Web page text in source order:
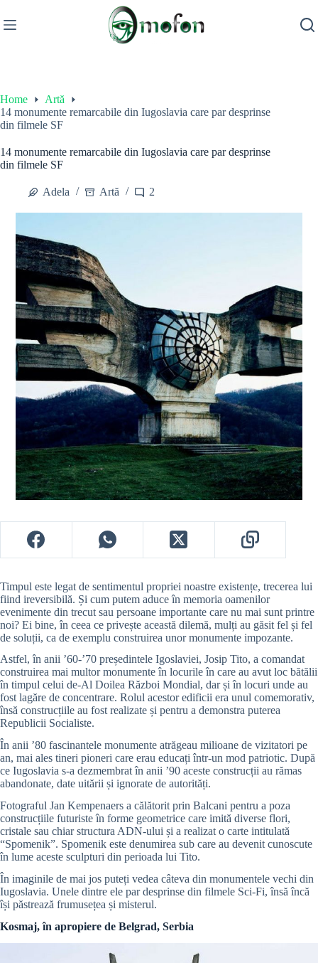
to
content
Home
Artă
14 monumente remarcabile din Iugoslavia care par desprinse
din filmele SF
14 monumente remarcabile din Iugoslavia care par desprinse
din filmele SF
Adela Artă 2
Timpul este legat de sentimentul propriei noastre existențe, trecerea lui
fiind ireversibilă. Și cum putem aduce în memoria oamenilor
evenimente din trecut sau persoane importante care nu mai sunt printre
noi? Ei bine, în ceea ce privește această dilemă, mulți au găsit fel și fel
de soluții, ca de exemplu construirea unor monumente impozante.
Astfel, în anii ’60-’70 președintele Igoslaviei, Josip Tito, a comandat
construirea mai multor monumente în locurile în care au avut loc bătălii
în timpul celui de-Al Doilea Război Mondial, dar și în locuri unde au
fost lagăre de concentrare. Rolul acestor edificii era unul comemorativ,
însă construcțiile au fost realizate și pentru a demonstra puterea
Republicii Socialiste.
În anii ’80 fascinantele monumente atrăgeau milioane de vizitatori pe
an, mai ales tineri pioneri care erau educați într-un mod patriotic. După
ce Iugoslavia s-a dezmembrat în anii ’90 aceste construcții au rămas
abandonate, date uitării și ignorate de autorități.
Fotograful Jan Kempenaers a călătorit prin Balcani pentru a poza
construcțiile futuriste în forme geometrice care imită diverse flori,
cristale sau chiar structura ADN-ului și a realizat o carte intitulată
“Spomenik”. Spomenik este denumirea sub care au devenit cunoscute
în lume aceste sculpturi din perioada lui Tito.
În imaginile de mai jos puteți vedea câteva din monumentele vechi din
Iugoslavia. Unele dintre ele par desprinse din filmele Sci-Fi, însă încă
își păstrează frumusețea și misterul.
Kosmaj, în apropiere de Belgrad, Serbia